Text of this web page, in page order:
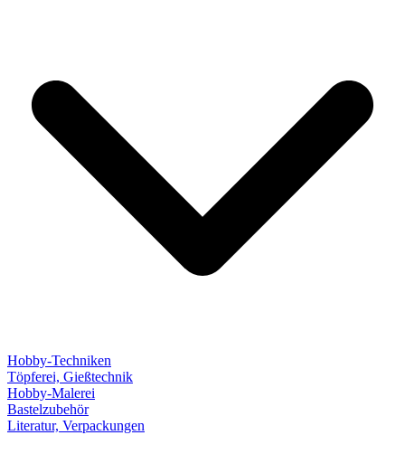
Hobby-Techniken
Töpferei, Gießtechnik
Hobby-Malerei
Bastelzubehör
Literatur, Verpackungen